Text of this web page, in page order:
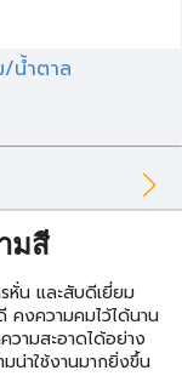
/น้ำตาล
มสี
หั่น และสับดีเยี่ยม
คงความคมไว้ได้นาน
วามสะอาดได้อย่าง
น่าใช้งานมากยิ่งขึ้น